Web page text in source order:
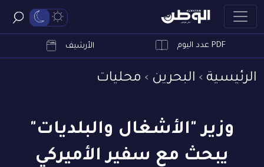
PDF عدد اليوم الأرشيف
الرئيسية البحرين محليات
وزير "الأشغال والبلديات"
يبحث مع سفير الأميركي